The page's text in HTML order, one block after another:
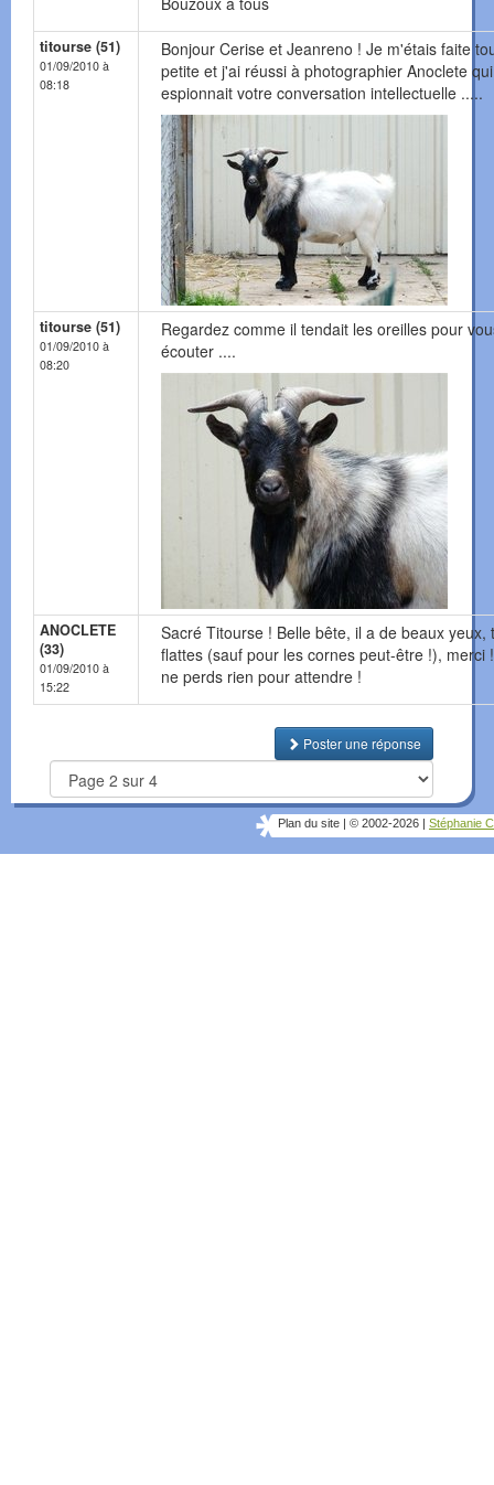
titourse (51)
01/09/2010 à
08:18
Bonjour Cerise et Jeanreno ! Je m'étais faite
petite et j'ai réussi à photographier Anoclete qui
espionnait votre conversation intellectuelle .....
titourse (51)
01/09/2010 à
08:20
Regardez comme il tendait les oreilles pour
écouter ....
ANOCLETE
(33)
01/09/2010 à
15:22
Sacré Titourse ! Belle bête, il a de beaux yeux,
flattes (sauf pour les cornes peut-être !), merci
ne perds rien pour attendre !
Poster une réponse
Plan du site © 2002-2026 Stéphanie C